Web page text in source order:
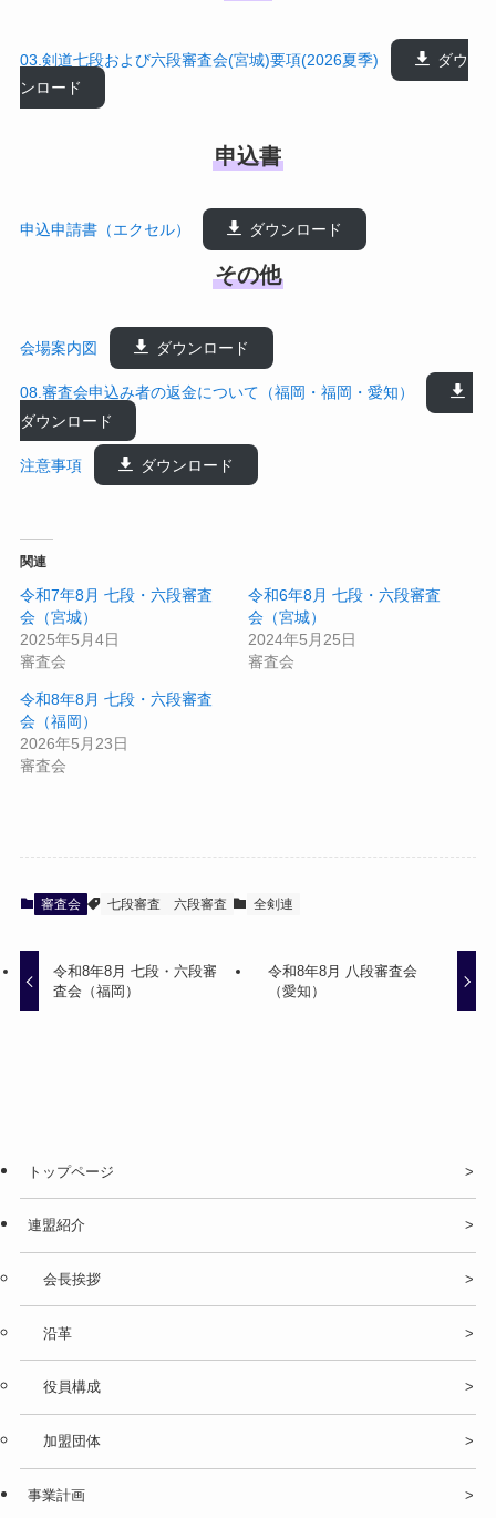
03.剣道七段および六段審査会(宮城)要項(2026夏季)
ダウ
ンロード
申込書
申込申請書（エクセル） ダウンロード
その他
会場案内図 ダウンロード
08.審査会申込み者の返金について（福岡・福岡・愛知）
ダウンロード
注意事項 ダウンロード
関連
令和7年8月 七段・六段審査
会（宮城）
2025年5月4日
審査会
令和6年8月 七段・六段審査
会（宮城）
2024年5月25日
審査会
令和8年8月 七段・六段審査
会（福岡）
2026年5月23日
審査会
審査会 七段審査 六段審査 全剣連
令和8年8月 七段・六段審
査会（福岡）
令和8年8月 八段審査会
（愛知）
トップページ
連盟紹介
会長挨拶
沿革
役員構成
加盟団体
事業計画